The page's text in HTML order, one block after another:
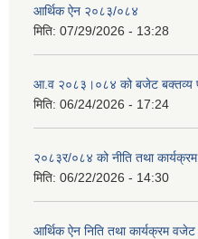
आर्थिक ऐन २०८३/०८४
मिति: 07/29/2026 - 13:28
आ.व २०८३।०८४ को बजेट बक्तव्य
मिति: 06/24/2026 - 17:24
२०८३र/०८४ को नीति तथा कार्यक्रम
मिति: 06/22/2026 - 14:30
आर्थिक ऐन निति तथा कार्यक्रम